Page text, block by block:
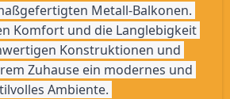
Metall-Balkonen.
Komfort und die Langlebigkeit
Konstruktionen und
Zuhause ein modernes und
Ambiente.